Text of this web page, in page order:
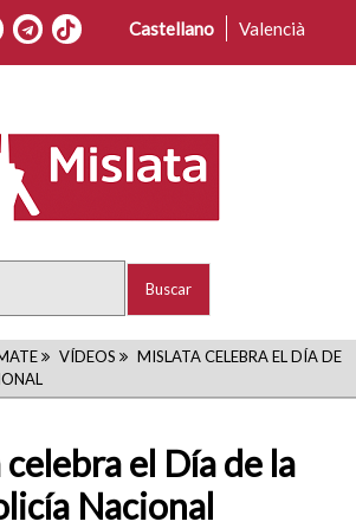
Castellano Valencià
RUTA
DE
NAVEGACIÓN
VÍDEOS
MISLATA CELEBRA EL DÍA DE
el Día de la
Nacional